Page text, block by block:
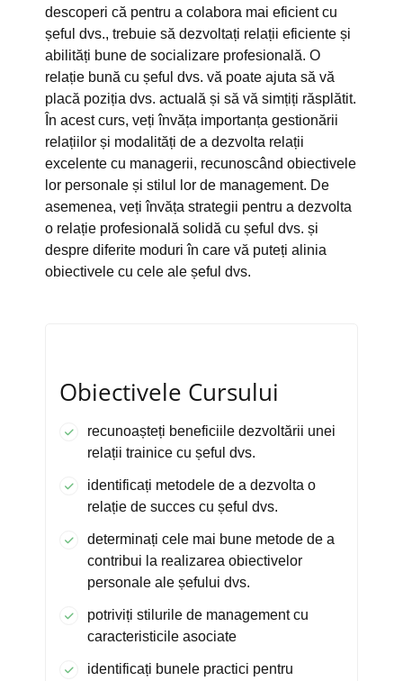
descoperi că pentru a colabora mai eficient cu
șeful dvs., trebuie să dezvoltați relații eficiente și
abilități bune de socializare profesională. O
relație bună cu șeful dvs. vă poate ajuta să vă
placă poziția dvs. actuală și să vă simțiți răsplătit.
În acest curs, veți învăța importanța gestionării
relațiilor și modalități de a dezvolta relații
excelente cu managerii, recunoscând obiectivele
lor personale și stilul lor de management. De
asemenea, veți învăța strategii pentru a dezvolta
o relație profesională solidă cu șeful dvs. și
despre diferite moduri în care vă puteți alinia
obiectivele cu cele ale șeful dvs.
Obiectivele Cursului
recunoașteți beneficiile dezvoltării unei
relații trainice cu șeful dvs.
identificați metodele de a dezvolta o
relație de succes cu șeful dvs.
determinați cele mai bune metode de a
contribui la realizarea obiectivelor
personale ale șefului dvs.
potriviți stilurile de management cu
caracteristicile asociate
identificați bunele practici pentru